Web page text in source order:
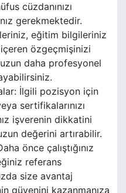
cüzdanınızı
gerekmektedir.
eğitim bilgileriniz
özgeçmişinizi
daha profesyonel
İlgili pozisyon için
sertifikalarınızı
işverenin dikkatini
değerini artırabilir.
önce çalıştığınız
referans
size avantaj
güvenini kazanmanıza